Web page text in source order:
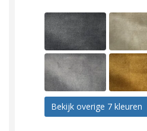
Bekijk overige 7 kleuren